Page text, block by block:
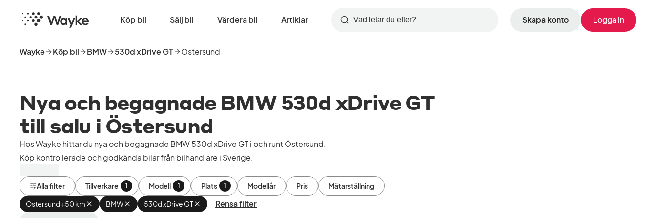
huvudinnehåll
Startsida Köp bil Sälj bil Värdera bil Artiklar Skapa konto Logga in
Sök
Wayke Köp bil BMW 530d xDrive GT Ostersund
Nya och begagnade BMW 530d xDrive GT
till salu i Östersund
Hos Wayke hittar du nya och begagnade BMW 530d xDrive GT i och runt Östersund.
Köp kontrollerade och godkända bilar från bilhandlare i Sverige.
Alla filter Tillverkare 1 Modell 1 Plats 1 Modellår Pris Mätarställning
Östersund +50 km Ta
bort
BMW Ta
bort
530d xDrive GT Ta
bort
Rensa filter